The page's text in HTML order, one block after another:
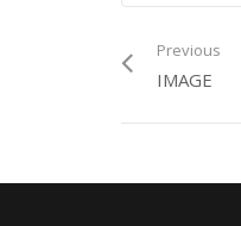
Previous
IMAGE